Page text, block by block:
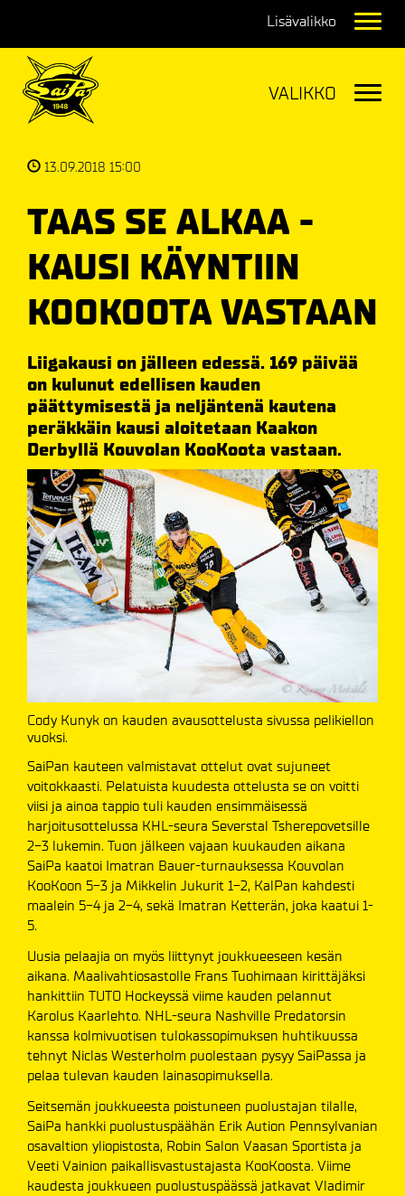
13.09.2018 15:00
TAAS SE ALKAA -
KAUSI KÄYNTIIN
KOOKOOTA VASTAAN
Liigakausi on jälleen edessä. 169 päivää
on kulunut edellisen kauden
päättymisestä ja neljäntenä kautena
peräkkäin kausi aloitetaan Kaakon
Derbyllä Kouvolan KooKoota vastaan.
Cody Kunyk on kauden avausottelusta sivussa pelikiellon
vuoksi.
SaiPan kauteen valmistavat ottelut ovat sujuneet
voitokkaasti. Pelatuista kuudesta ottelusta se on voitti
viisi ja ainoa tappio tuli kauden ensimmäisessä
harjoitusottelussa KHL-seura Severstal Tsherepovetsille
2-3 lukemin. Tuon jälkeen vajaan kuukauden aikana
SaiPa kaatoi Imatran Bauer-turnauksessa Kouvolan
KooKoon 5-3 ja Mikkelin Jukurit 1-2, KalPan kahdesti
maalein 5-4 ja 2-4, sekä Imatran Ketterän, joka kaatui 1-
5.
Uusia pelaajia on myös liittynyt joukkueeseen kesän
aikana. Maalivahtiosastolle Frans Tuohimaan kirittäjäksi
hankittiin TUTO Hockeyssä viime kauden pelannut
Karolus Kaarlehto. NHL-seura Nashville Predatorsin
kanssa kolmivuotisen tulokassopimuksen huhtikuussa
tehnyt Niclas Westerholm puolestaan pysyy SaiPassa ja
pelaa tulevan kauden lainasopimuksella.
Seitsemän joukkueesta poistuneen puolustajan tilalle,
SaiPa hankki puolustuspäähän Erik Aution Pennsylvanian
osavaltion yliopistosta, Robin Salon Vaasan Sportista ja
Veeti Vainion paikallisvastustajasta KooKoosta. Viime
kaudesta joukkueen puolustuspäässä jatkavat Vladimir